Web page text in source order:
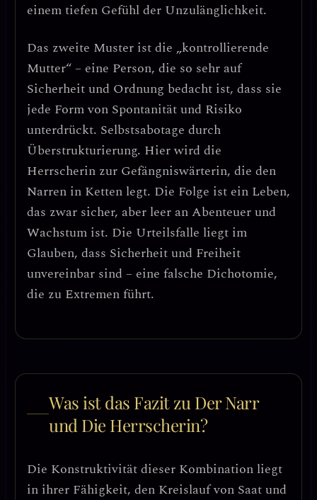
einem tiefen Gefühl der Unzulänglichkeit.
Das zweite Muster ist die „kontrollierende
Mutter“ – eine Person, die so sehr auf
Sicherheit und Ordnung bedacht ist, dass sie
jede Form von Spontanität und Risiko
unterdrückt. Selbstsabotage durch
Überstrukturierung. Hier wird die
Herrscherin zur Gefängniswärterin, die den
Narren in Ketten legt. Die Folge ist ein Leben,
das zwar sicher, aber leer an Abenteuer und
Wachstum ist. Die Urteilsfalle liegt im
Glauben, dass Sicherheit und Freiheit
unvereinbar sind – eine falsche Dichotomie,
die zu Extremen führt.
Was ist das Fazit zu Der Narr
und Die Herrscherin?
Die Konstruktivität dieser Kombination liegt
in ihrer Fähigkeit, den Kreislauf von Saat und